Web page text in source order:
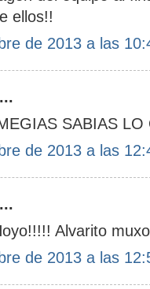
ellos!!
de 2013 a las
SABIAS LO
de 2013 a las
Alvarito
de 2013 a las